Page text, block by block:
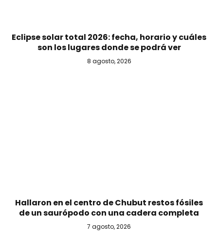
Eclipse solar total 2026: fecha, horario y cuáles
son los lugares donde se podrá ver
8 agosto, 2026
Hallaron en el centro de Chubut restos fósiles
de un saurópodo con una cadera completa
7 agosto, 2026